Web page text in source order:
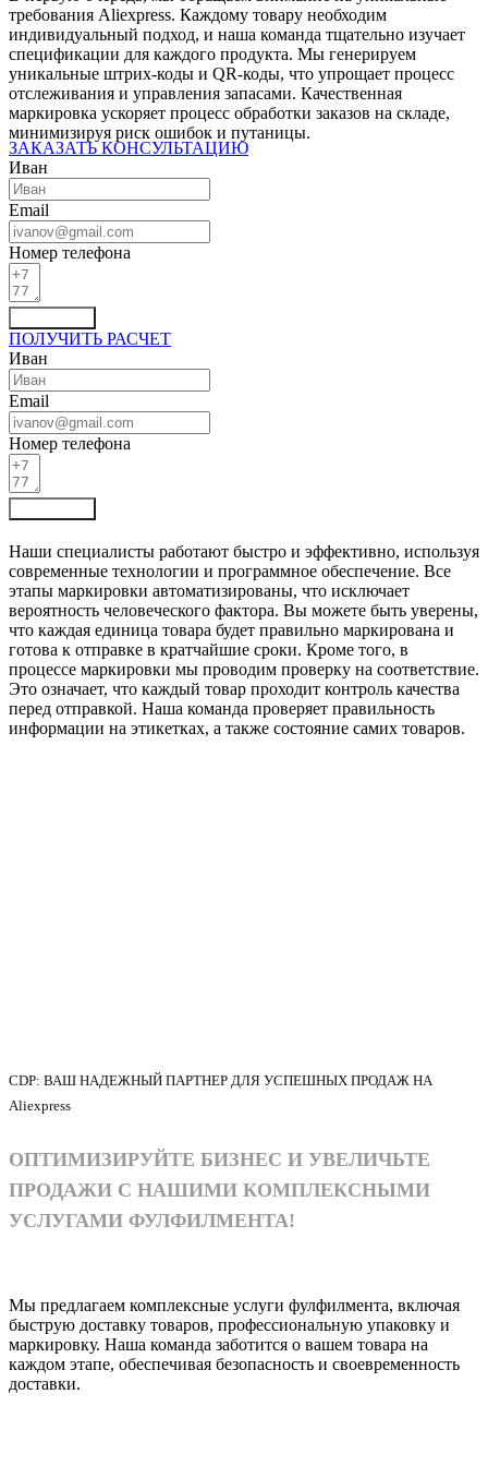
требования Aliexpress. Каждому товару необходим
индивидуальный подход, и наша команда тщательно изучает
спецификации для каждого продукта. Мы генерируем
уникальные штрих-коды и QR-коды, что упрощает процесс
отслеживания и управления запасами. Качественная
маркировка ускоряет процесс обработки заказов на складе,
минимизируя риск ошибок и путаницы.
ЗАКАЗАТЬ КОНСУЛЬТАЦИЮ
Иван
Email
Номер телефона
ПОЛУЧИТЬ РАСЧЕТ
Иван
Email
Номер телефона
Наши специалисты работают быстро и эффективно, используя
современные технологии и программное обеспечение. Все
этапы маркировки автоматизированы, что исключает
вероятность человеческого фактора. Вы можете быть уверены,
что каждая единица товара будет правильно маркирована и
готова к отправке в кратчайшие сроки. Кроме того, в
процессе маркировки мы проводим проверку на соответствие.
Это означает, что каждый товар проходит контроль качества
перед отправкой. Наша команда проверяет правильность
информации на этикетках, а также состояние самих товаров.
CDP: ВАШ НАДЕЖНЫЙ ПАРТНЕР ДЛЯ УСПЕШНЫХ ПРОДАЖ НА
Aliexpress
ОПТИМИЗИРУЙТЕ БИЗНЕС И УВЕЛИЧЬТЕ
ПРОДАЖИ С НАШИМИ КОМПЛЕКСНЫМИ
УСЛУГАМИ ФУЛФИЛМЕНТА!
Мы предлагаем комплексные услуги фулфилмента, включая
быструю доставку товаров, профессиональную упаковку и
маркировку. Наша команда заботится о вашем товара на
каждом этапе, обеспечивая безопасность и своевременность
доставки.